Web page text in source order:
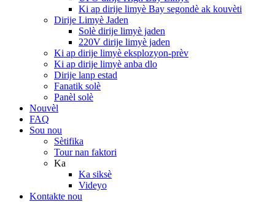
Ki ap dirije limyè Bay segondè ak kouvèti
Dirije Limyè Jaden
Solè dirije limyè jaden
220V dirije limyè jaden
Ki ap dirije limyè eksplozyon-prèv
Ki ap dirije limyè anba dlo
Dirije lanp estad
Fanatik solè
Panèl solè
Nouvèl
FAQ
Sou nou
Sètifika
Tour nan faktori
Ka
Ka siksè
Videyo
Kontakte nou